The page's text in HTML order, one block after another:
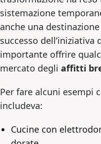
sistemazione
anche una
successo
importante offrire
mercato degli affitti
Per fare alcuni esempi
includeva:
Cucine con